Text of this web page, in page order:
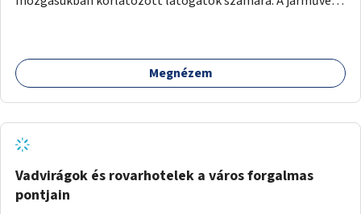
Megnézem
Vadvirágok és rovarhotelek a város forgalmas
pontjain